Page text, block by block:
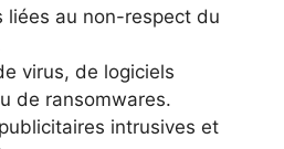
liées au non-respect du
virus, de logiciels
de ransomwares.
intrusives et